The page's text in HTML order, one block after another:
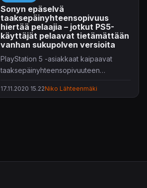
Sonyn epäselvä
taaksepäinyhteensopivuus
hiertää pelaajia – jotkut PS5-
käyttäjät pelaavat tietämättään
vanhan sukupolven versioita
PlayStation 5 -asiakkaat kaipaavat
taaksepäinyhteensopivuuteen
17.11.2020 15.22Niko Lähteenmäki